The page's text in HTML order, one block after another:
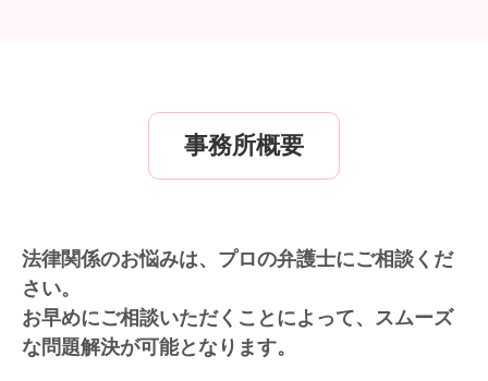
事務所概要
法律関係のお悩みは、プロの弁護士にご相談くだ
さい。
お早めにご相談いただくことによって、スムーズ
な問題解決が可能となります。